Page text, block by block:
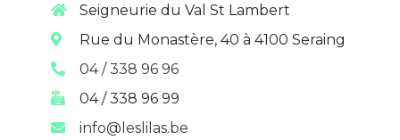
Seigneurie du Val St Lambert
Rue du Monastère, 40 à 4100 Seraing
04 / 338 96 96
04 / 338 96 99
info@leslilas.be